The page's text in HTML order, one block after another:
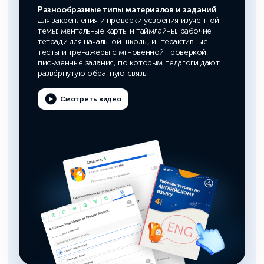
Разнообразные типы материалов и заданий
для закрепления и проверки усвоения изученной
темы: ментальные карты и таймлайны, рабочие
тетради для начальной школы, интерактивные
тесты и тренажёры с мгновенной проверкой,
письменные задания, по которым педагоги дают
развёрнутую обратную связь
Смотреть видео